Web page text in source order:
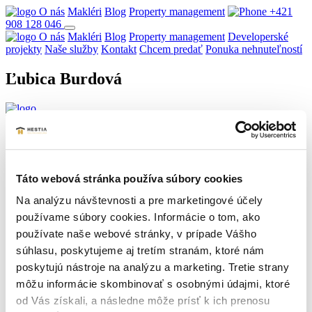
Táto webová stránka používa súbory cookies
Na analýzu návštevnosti a pre marketingové účely
používame súbory cookies. Informácie o tom, ako
používate naše webové stránky, v prípade Vášho
súhlasu, poskytujeme aj tretím stranám, ktoré nám
poskytujú nástroje na analýzu a marketing. Tretie strany
môžu informácie skombinovať s osobnými údajmi, ktoré
od Vás získali, a následne môže prísť k ich prenosu
O nás Makléri Blog Property management
+421
908 128 046
O nás Makléri Blog Property management Developerské
projekty Naše služby Kontakt Chcem predať Ponuka nehnuteľností
Ľubica Burdová
+421 908 128 046
info@hestiareal.sk
Hviezdoslavova 309/1
905 01 Senica
Naša ponuka Byty Domy a vily Pozemky Komerčné priestory Chaty a
rekreačné objekty Malé objekty, garáže
Hľadať v mestách Bratislava a okolie (0) Senica a okolie (67) Trnava a okolie
Ostatné (25)